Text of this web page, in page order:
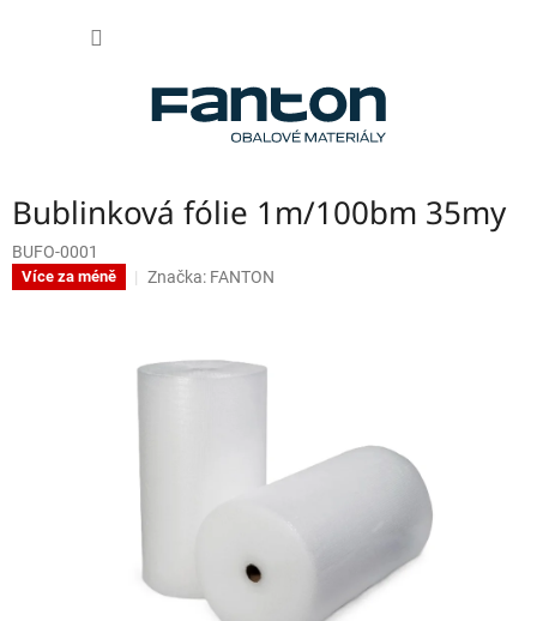
Bublinková fólie 1m/100bm 35my
BUFO-0001
Více za méně Značka: FANTON